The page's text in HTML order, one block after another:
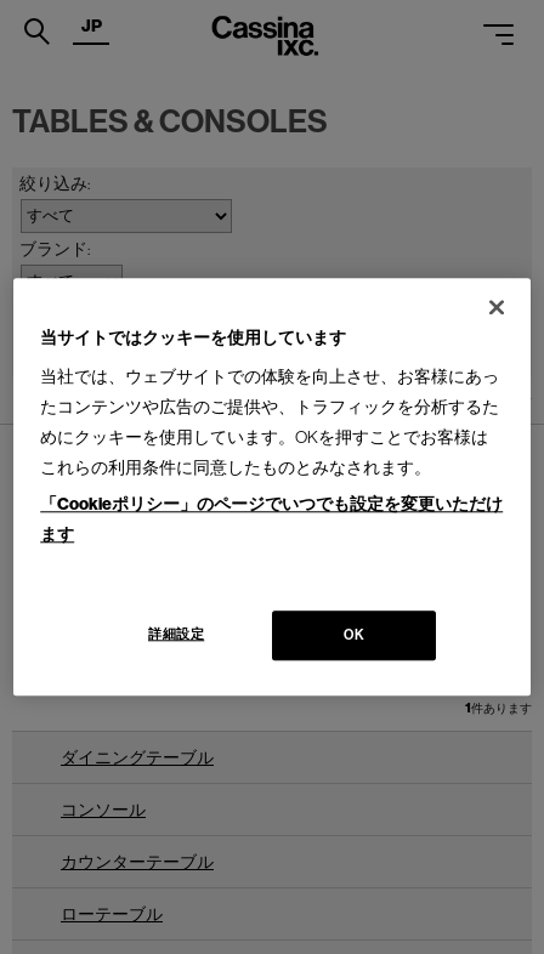
.
SERVICES
PROJECTS
SUPPORT
SHOPS
CATALOGUES
PROFESSIONAL
JP
TABLES & CONSOLES
1件あります
Cassina | Contemporary Collection
1件あります
ダイニングテーブル
コンソール
カウンターテーブル
ローテーブル
当サイトではクッキーを使用しています
当社では、ウェブサイトでの体験を向上させ、お客様にあっ
たコンテンツや広告のご提供や、トラフィックを分析するた
めにクッキーを使用しています。OKを押すことでお客様は
これらの利用条件に同意したものとみなされます。
「Cookieポリシー」のページでいつでも設定を変更いただけ
ます
OK
詳細設定